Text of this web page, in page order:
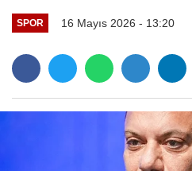
SPOR 16 Mayıs 2026 - 13:20